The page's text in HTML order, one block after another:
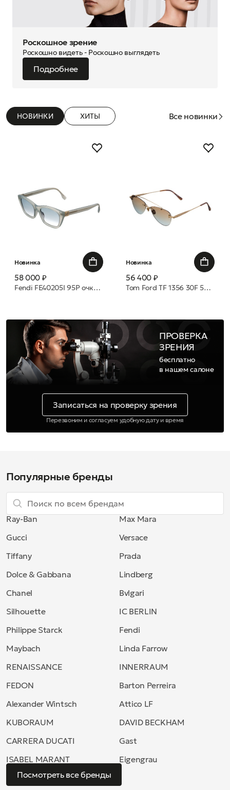
Роскошное зрение
Роскошно видеть - Роскошно выглядеть
Подробнее
НОВИНКИ ХИТЫ Все новинки
Новинка
58 000 ₽
Fendi FE40205I 95P очки с/з
Новинка
56 400 ₽
Tom Ford TF 1356 30F 55 очки с/з
ПРОВЕРКА
ЗРЕНИЯ
бесплатно
в нашем салоне
Записаться на проверку зрения
Перезвоним и согласуем удобную дату и время
Популярные бренды
Ray-Ban
Max Mara
Gucci
Versace
Tiffany
Prada
Dolce & Gabbana
Lindberg
Chanel
Bvlgari
Silhouette
IC BERLIN
Philippe Starck
Fendi
Maybach
Linda Farrow
RENAISSANCE
INNERRAUM
FEDON
Barton Perreira
Alexander Wintsch
Attico LF
KUBORAUM
DAVID BECKHAM
CARRERA DUCATI
Gast
ISABEL MARANT
Eigengrau
Посмотреть все бренды